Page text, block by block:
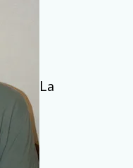
La